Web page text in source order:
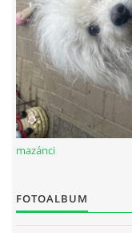
mazánci
FOTOALBUM